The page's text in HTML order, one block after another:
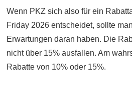
Wenn PKZ sich also für ein
Friday 2026 entscheidet, sollte
Erwartungen daran haben. Die
nicht über 15% ausfallen. Am
Rabatte von 10% oder 15%.